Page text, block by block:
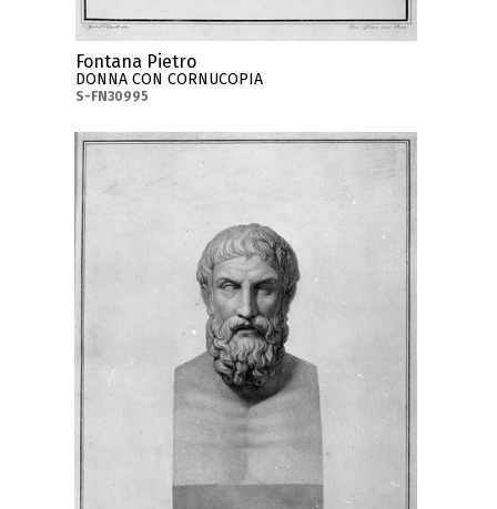
Fontana Pietro
DONNA CON CORNUCOPIA
S-FN30995